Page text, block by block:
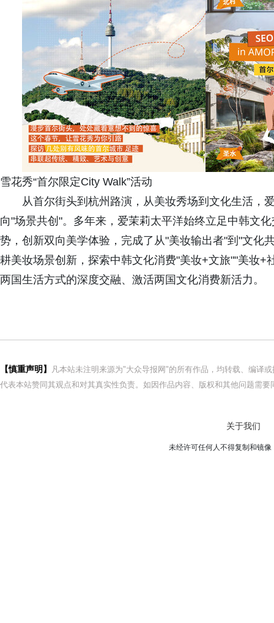
雪花秀“首尔限定City Walk”活动
从首尔街头到杭州路演，从美妆秀场到文化生活，
向"场景共创"。多年来，爱茉莉太平洋始终立足中韩文
势，创新双向美学体验，完成了从"美妆输出者"到"文化
耕美妆场景创新，探索中韩文化消费"美妆+文旅""美妆
两国生活方式的深度交融、激活两国文化消费新活力。
【慎重声明】
凡本站未注明来源为"大众导报网"的所有作品，均转载、编译
代表本站赞同其观点和对其真实性负责。如因作品内容、版权和其他问题需
关于我们
未经许可任何人不得复制和镜